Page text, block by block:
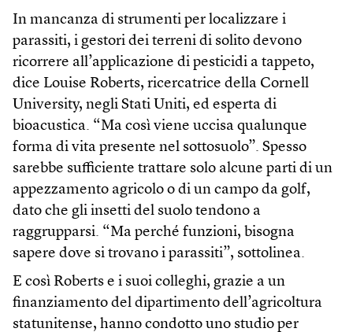
In mancanza di strumenti per localizzare i
parassiti, i gestori dei terreni di solito devono
ricorrere all’applicazione di pesticidi a tappeto,
dice Louise Roberts, ricercatrice della Cornell
University, negli Stati Uniti, ed esperta di
bioacustica. “Ma così viene uccisa qualunque
forma di vita presente nel sottosuolo”. Spesso
sarebbe sufficiente trattare solo alcune parti di un
appezzamento agricolo o di un campo da golf,
dato che gli insetti del suolo tendono a
raggrupparsi. “Ma perché funzioni, bisogna
sapere dove si trovano i parassiti”, sottolinea.
E così Roberts e i suoi colleghi, grazie a un
finanziamento del dipartimento dell’agricoltura
statunitense, hanno condotto uno studio per